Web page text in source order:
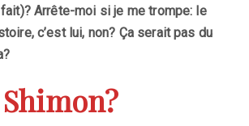
Arrête-moi si je me trompe: le
c’est lui, non? Ça serait pas du